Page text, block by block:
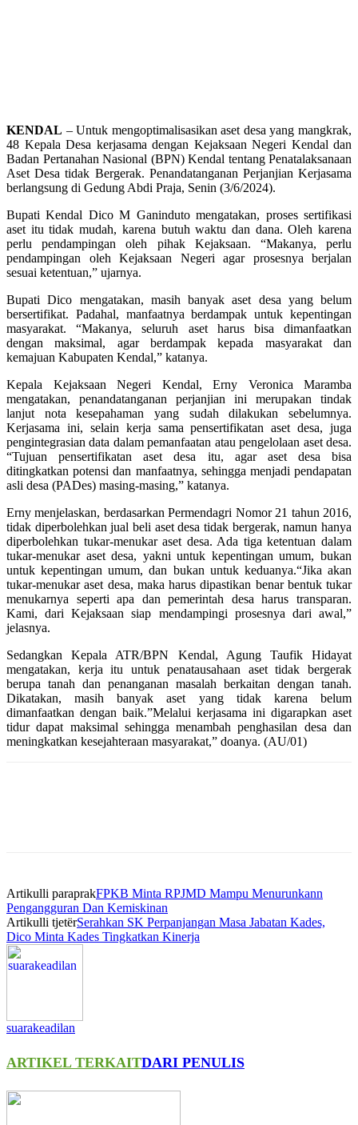
KENDAL – Untuk mengoptimalisasikan aset desa yang mangkrak,
48 Kepala Desa kerjasama dengan Kejaksaan Negeri Kendal dan
Badan Pertanahan Nasional (BPN) Kendal tentang Penatalaksanaan
Aset Desa tidak Bergerak. Penandatanganan Perjanjian Kerjasama
berlangsung di Gedung Abdi Praja, Senin (3/6/2024).
Bupati Kendal Dico M Ganinduto mengatakan, proses sertifikasi
aset itu tidak mudah, karena butuh waktu dan dana. Oleh karena
perlu pendampingan oleh pihak Kejaksaan. “Makanya, perlu
pendampingan oleh Kejaksaan Negeri agar prosesnya berjalan
sesuai ketentuan,” ujarnya.
Bupati Dico mengatakan, masih banyak aset desa yang belum
bersertifikat. Padahal, manfaatnya berdampak untuk kepentingan
masyarakat. “Makanya, seluruh aset harus bisa dimanfaatkan
dengan maksimal, agar berdampak kepada masyarakat dan
kemajuan Kabupaten Kendal,” katanya.
Kepala Kejaksaan Negeri Kendal, Erny Veronica Maramba
mengatakan, penandatanganan perjanjian ini merupakan tindak
lanjut nota kesepahaman yang sudah dilakukan sebelumnya.
Kerjasama ini, selain kerja sama pensertifikatan aset desa, juga
pengintegrasian data dalam pemanfaatan atau pengelolaan aset desa.
“Tujuan pensertifikatan aset desa itu, agar aset desa bisa
ditingkatkan potensi dan manfaatnya, sehingga menjadi pendapatan
asli desa (PADes) masing-masing,” katanya.
Erny menjelaskan, berdasarkan Permendagri Nomor 21 tahun 2016,
tidak diperbolehkan jual beli aset desa tidak bergerak, namun hanya
diperbolehkan tukar-menukar aset desa. Ada tiga ketentuan dalam
tukar-menukar aset desa, yakni untuk kepentingan umum, bukan
untuk kepentingan umum, dan bukan untuk keduanya.“Jika akan
tukar-menukar aset desa, maka harus dipastikan benar bentuk tukar
menukarnya seperti apa dan pemerintah desa harus transparan.
Kami, dari Kejaksaan siap mendampingi prosesnya dari awal,”
jelasnya.
Sedangkan Kepala ATR/BPN Kendal, Agung Taufik Hidayat
mengatakan, kerja itu untuk penatausahaan aset tidak bergerak
berupa tanah dan penanganan masalah berkaitan dengan tanah.
Dikatakan, masih banyak aset yang tidak karena belum
dimanfaatkan dengan baik.”Melalui kerjasama ini digarapkan aset
tidur dapat maksimal sehingga menambah penghasilan desa dan
meningkatkan kesejahteraan masyarakat,” doanya. (AU/01)
Artikulli paraprakFPKB Minta RPJMD Mampu Menurunkann
Pengangguran Dan Kemiskinan
Artikulli tjetërSerahkan SK Perpanjangan Masa Jabatan Kades,
Dico Minta Kades Tingkatkan Kinerja
suarakeadilan
ARTIKEL TERKAITDARI PENULIS